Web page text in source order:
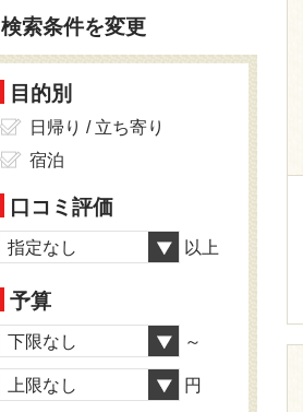
検索条件を変更
目的別
日帰り / 立ち寄り
宿泊
口コミ評価
指定なし 以上
予算
下限なし ～
上限なし 円